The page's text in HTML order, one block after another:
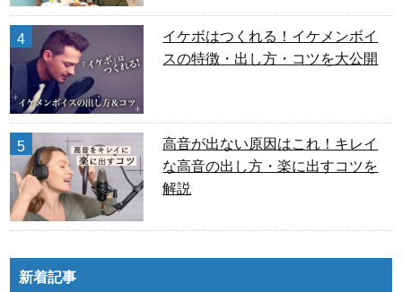
4
イケボはつくれる！イケメンボイ
スの特徴・出し方・コツを大公開
5
高音が出ない原因はこれ！キレイ
な高音の出し方・楽に出すコツを
解説
新着記事